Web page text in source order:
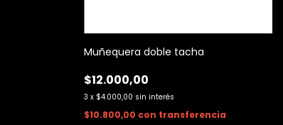
Muñequera doble tacha
$12.000,00
3 x $4.000,00 sin interés
$10.800,00 con transferencia